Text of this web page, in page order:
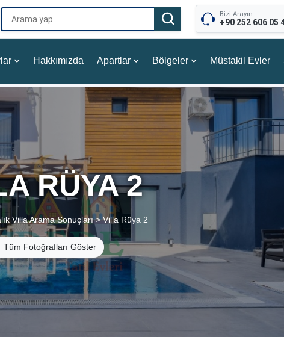
Bizi Arayın
+90 252 606 05
Hakkımızda Apartlar Bölgeler Müstakil Evler
RÜYA 2
Villa Arama Sonuçları > Villa Rüya 2
Tüm Fotoğrafları Göster